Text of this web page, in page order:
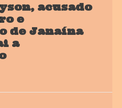
acusado
e
de Janaína
a